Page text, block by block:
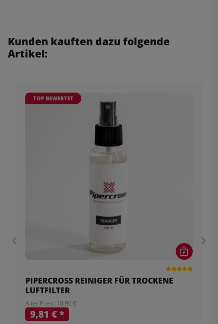
Kunden kauften dazu folgende
Artikel:
TOP BEWERTET
PIPERCROSS REINIGER FÜR TROCKENE
LUFTFILTER
Alter Preis: 10,90 €
9,81 €*